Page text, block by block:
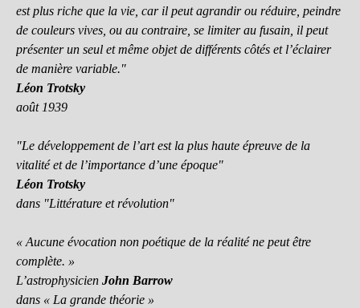
est plus riche que la vie, car il peut agrandir ou réduire, peindre
de couleurs vives, ou au contraire, se limiter au fusain, il peut
présenter un seul et même objet de différents côtés et l’éclairer
de manière variable."
Léon Trotsky
août 1939
"Le développement de l’art est la plus haute épreuve de la
vitalité et de l’importance d’une époque"
Léon Trotsky
dans "Littérature et révolution"
« Aucune évocation non poétique de la réalité ne peut être
complète. »
L’astrophysicien John Barrow
dans « La grande théorie »